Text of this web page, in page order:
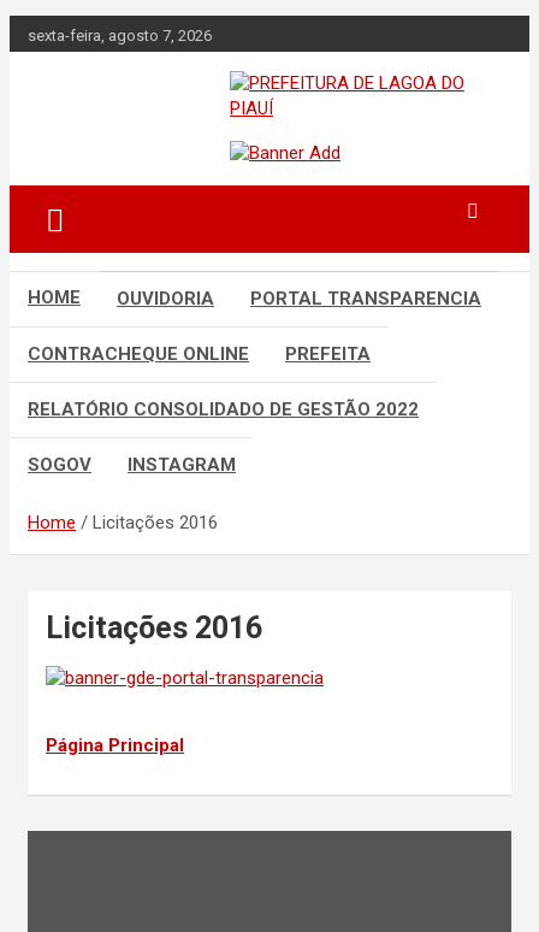
to
sexta-feira, agosto 7, 2026
PREFEITURA DE
LAGOA DO PIAUÍ
HOME OUVIDORIA PORTAL TRANSPARENCIA
CONTRACHEQUE ONLINE PREFEITA
RELATÓRIO CONSOLIDADO DE GESTÃO 2022
SOGOV INSTAGRAM
Home Licitações 2016
Licitações 2016
Página Principal